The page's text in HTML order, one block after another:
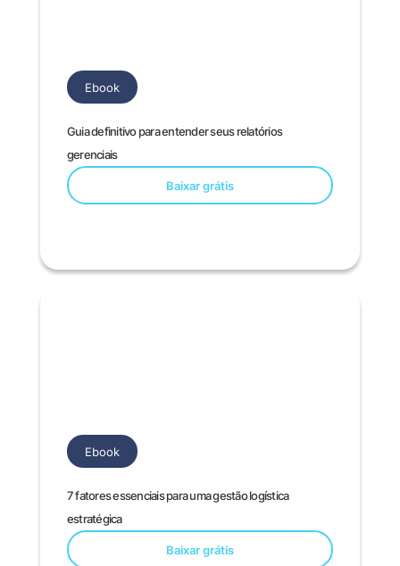
Guia definitivo para entender seus relatórios
gerenciais
Baixar grátis
Ebook
7 fatores essenciais para uma gestão logística
estratégica
Baixar grátis
Ebook